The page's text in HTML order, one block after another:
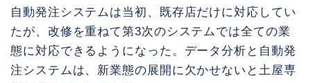
自動発注システムは当初、既存店だけに対応してい
たが、改修を重ねて第3次のシステムでは全ての業
態に対応できるようになった。データ分析と自動発
注システムは、新業態の展開に欠かせないと土屋専